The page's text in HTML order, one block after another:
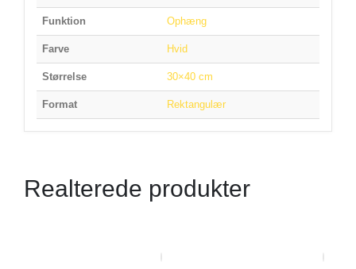
Funktion Ophæng
Farve Hvid
Størrelse 30×40 cm
Format Rektangulær
Realterede produkter